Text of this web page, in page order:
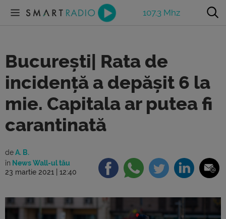
107.3 Mhz
București| Rata de
incidență a depășit 6 la
mie. Capitala ar putea fi
carantinată
deA. B.
în News Wall-ul tău
23 martie 2021 | 12:40